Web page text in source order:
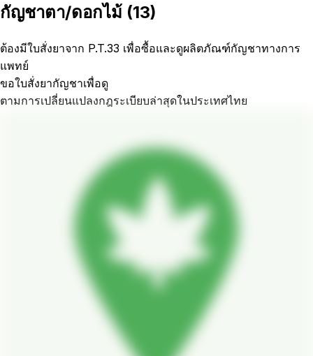
กัญชาตา/ดอกไม้ (13)
ต้องมีใบสั่งยาจาก P.T.33 เพื่อซื้อและดูผลิตภัณฑ์กัญชาทางการ
แพทย์
ขอใบสั่งยากัญชาเพื่อดู
ตามการเปลี่ยนแปลงกฎระเบียบล่าสุดในประเทศไทย